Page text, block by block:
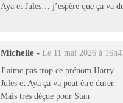
Aya et Jules… j’espère que ça va
Michelle - Le 11 mai 2026 à 16h41
J’aime pas trop ce prénom Harry.
Jules et Aya ça va peut être durer.
Mais très déçue pour Stan